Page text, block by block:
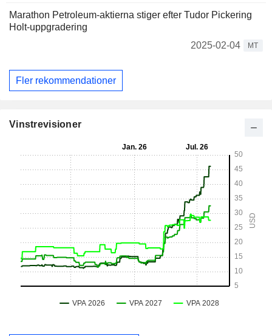
Marathon Petroleum-aktierna stiger efter Tudor Pickering
Holt-uppgradering
2025-02-04
MT
Fler rekommendationer
Vinstrevisioner